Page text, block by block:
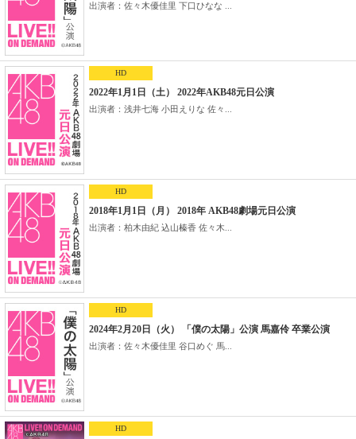
出演者：佐々木優佳里 下口ひなな ...
HD
2022年1月1日（土） 2022年AKB48元日公演
出演者：浅井七海 小田えりな 佐々...
HD
2018年1月1日（月） 2018年 AKB48劇場元日公演
出演者：柏木由紀 込山榛香 佐々木...
HD
2024年2月20日（火） 「僕の太陽」公演 馬嘉伶 卒業公演
出演者：佐々木優佳里 谷口めぐ 馬...
HD